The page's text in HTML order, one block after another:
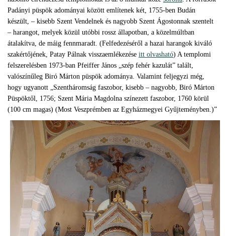
Padányi püspök adományai között említenek két, 1755-ben Budán
készült, – kisebb Szent Vendelnek és nagyobb Szent Ágostonnak szentelt
– harangot, melyek közül utóbbi rossz állapotban, a közelmúltban
átalakítva, de máig fennmaradt. (Felfedezéséről a hazai harangok kiváló
szakértőjének, Patay Pálnak visszaemlékezése itt olvasható) A templomi
felszerelésben 1973-ban Pfeiffer János „szép fehér kazulát” talált,
valószínűleg Biró Márton püspök adománya. Valamint feljegyzi még,
hogy ugyanott „Szentháromság faszobor, kisebb – nagyobb, Biró Márton
Püspöktől, 1756; Szent Mária Magdolna színezett faszobor, 1760 körül
(100 cm magas) (Most Veszprémben az Egyházmegyei Gyűjteményben.)”